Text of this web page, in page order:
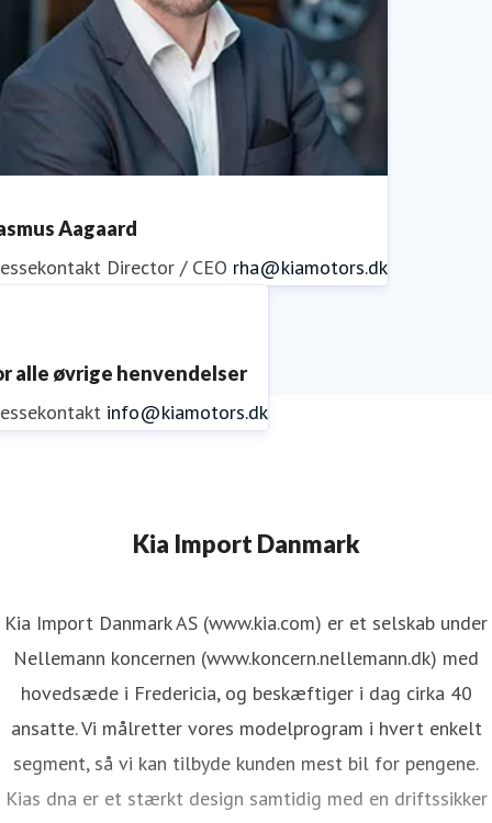
Aagaard
Director / CEO rha@kiamotors.dk
alle øvrige henvendelser
info@kiamotors.dk
Kia Import Danmark
Kia Import Danmark AS (www.kia.com) er et selskab under
Nellemann koncernen (www.koncern.nellemann.dk) med
hovedsæde i Fredericia, og beskæftiger i dag cirka 40
ansatte. Vi målretter vores modelprogram i hvert enkelt
segment, så vi kan tilbyde kunden mest bil for pengene.
Kias dna er et stærkt design samtidig med en driftssikker